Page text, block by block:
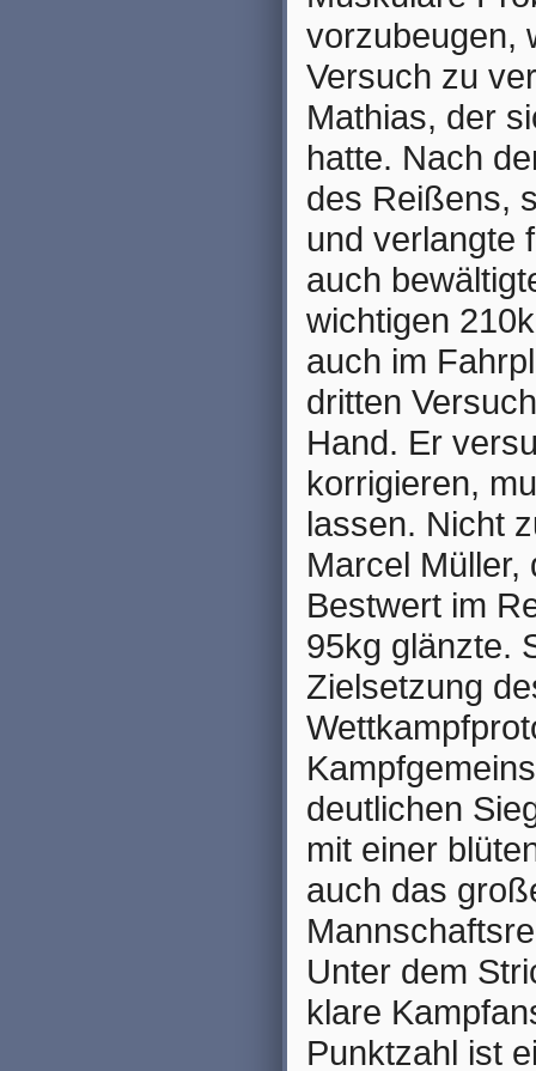
vorzubeugen,
Versuch zu
Mathias, der
hatte. Nach
des Reißens,
und verlangte
auch
wichtigen
auch im
dritten
Hand. Er
korrigieren,
lassen. Nicht
Marcel
Bestwert im
95kg glänzte.
Zielsetzung
deutlichen
mit einer
auch das
Unter dem
klare
Punktzahl ist